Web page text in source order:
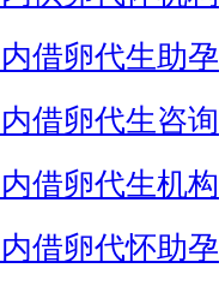
借卵代生助孕
借卵代生咨询
借卵代生机构
借卵代怀助孕